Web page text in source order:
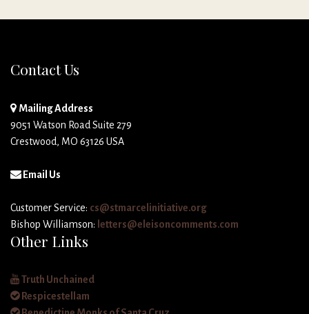
Contact Us
Mailing Address
9051 Watson Road Suite 279
Crestwood, MO 63126 USA
Email Us
Customer Service: cs@stmarcelinitiative.org
Bishop Williamson: letters@eleisoncomments.com
Other Links
Truth Unchained
Respicestellam